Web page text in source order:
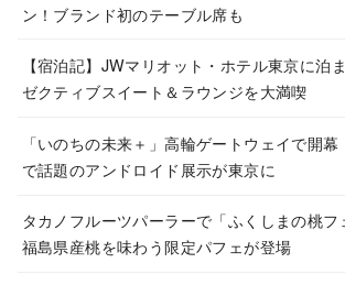
ン！ブランド初のテーブル席も
【宿泊記】JWマリオット・ホテル東京に泊
ゼクティブスイート＆ラウンジを大満喫
「いのちの未来＋」高輪ゲートウェイで開
で話題のアンドロイド展示が東京に
タカノフルーツパーラーで「ふくしまの桃
福島県産桃を味わう限定パフェが登場